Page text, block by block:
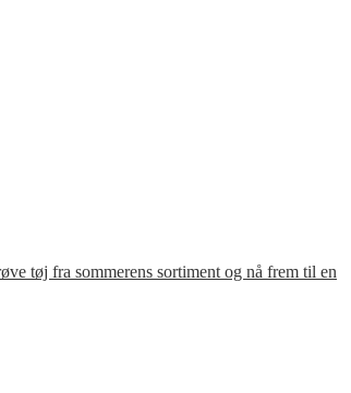
tøj fra sommerens sortiment og nå frem til en